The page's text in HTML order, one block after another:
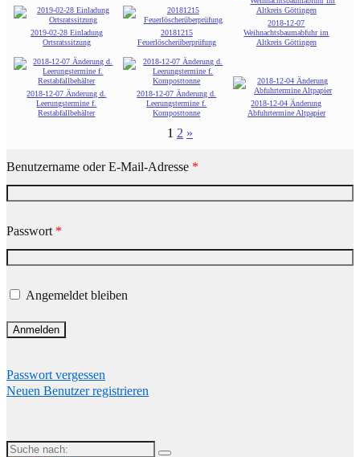
2019-02-28 Einladung
Ortsratssitzung
20181215
Feuerlöscherüberprüfung
2018-12-07
Weihnachtsbaumabfuhr im
Altkreis Göttingen
2018-12-07 Änderung d.
Leerungstermine f.
Restabfallbehälter
2018-12-07 Änderung d.
Leerungstermine f.
Komposttonne
2018-12-04 Änderung
Abfuhrtermine Altpapier
1 2 »
Benutzername oder E-Mail-Adresse *
Passwort *
Angemeldet bleiben
Passwort vergessen
Neuen Benutzer registrieren
Suche